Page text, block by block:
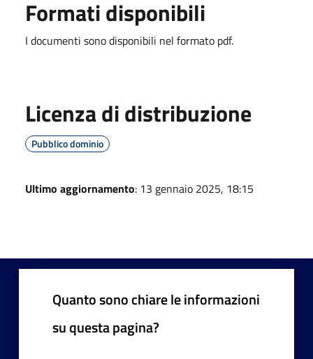
Formati disponibili
I documenti sono disponibili nel formato pdf.
Licenza di distribuzione
Pubblico dominio
Ultimo aggiornamento: 13 gennaio 2025, 18:15
Quanto sono chiare le informazioni
su questa pagina?